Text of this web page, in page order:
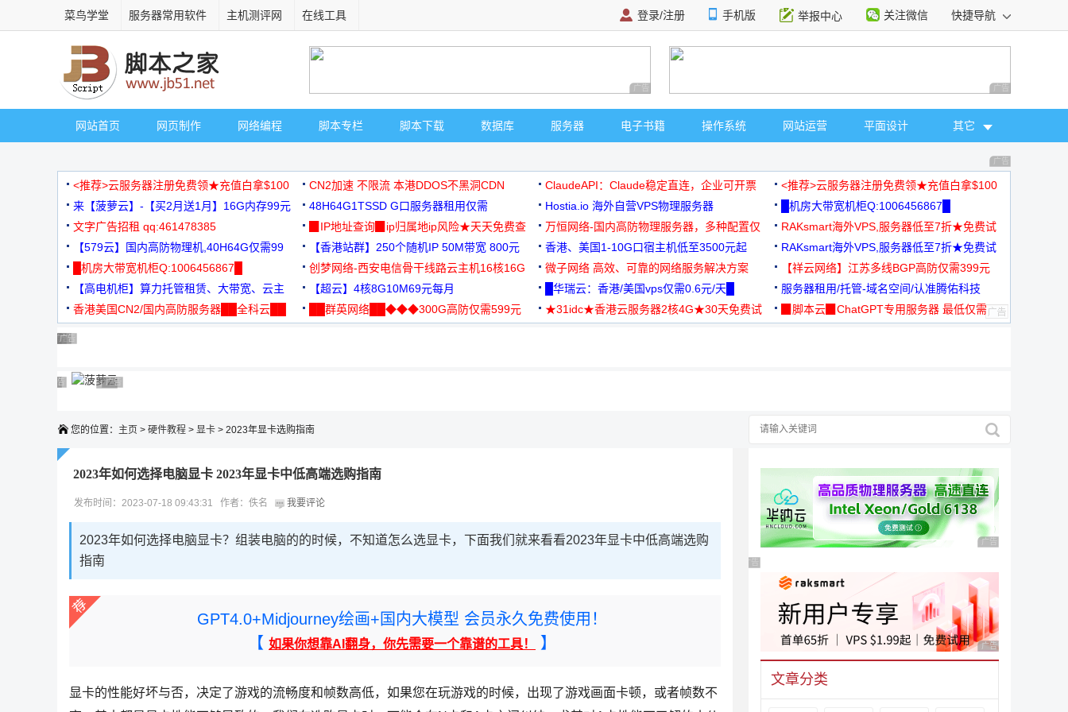
菜鸟学堂 服务器常用软件 主机测评网 在线工具 登录/注册 手机版 举报中心 关注微信 快捷导航
广告 商业广告，理性选择 广告 商业广告，理
网站首页 网页制作 网络编程 脚本专栏 脚本下载 数据库 服务器 电子书籍 操作系统 网站运营 平面设计 其它
广告 商业广告，理
<推荐>云服务器注册免费领★充值白拿$100 CN2加速 不限流 本港DDOS不黑洞CDN ClaudeAPI：Claude稳定直连，企业可开票
<推荐>云服务器注册免费领★充值白拿$100
来【菠萝云】-【买2月送1月】16G内存99元
48H64G1TSSD G口服务器租用仅需
3000+可免费测试
Hostia.io 海外自营VPS物理服务器
█机房大带宽机柜Q:1006456867█
文字广告招租 qq:461478385
▉IP地址查询▉ip归属地ip风险★天天免费查
万恒网络-国内高防物理服务器，多种配置仅
99元/月起
RAKsmart海外VPS,服务器低至7折★免费试
用★
【579云】国内高防物理机,40H64G仅需99
元
【香港站群】250个随机IP 50M带宽 800元 香港、美国1-10G口宿主机低至3500元起
RAKsmart海外VPS,服务器低至7折★免费试
用★
█机房大带宽机柜Q:1006456867█
创梦网络-西安电信骨干线路云主机16核16G
88元/月
微子网络 高效、可靠的网络服务解决方案
【祥云网络】江苏多线BGP高防仅需399元
【高电机柜】算力托管租赁、大带宽、云主
机
【超云】4核8G10M69元每月 █华瑞云：香港/美国vps仅需0.6元/天█
服务器租用/托管-域名空间/认准腾佑科技
香港美国CN2/国内高防服务器██全科云██
██群英网络██◆◆◆300G高防仅需599元
★31idc★香港云服务器2核4G★30天免费试
▉脚本云▉ChatGPT专用服务器 最低仅需
广告 商业广告，理性选择
广告 商业广告，理性选择
广告 商业广告，理性选择
广告 商业广告，理性选择
广告 商业广告，理性选择
广告 商业广告，理性选择
广告 商业广告，理性选择
广告 商业广告，理性选择广告 商业广告，理性选择
广告 商业广告，理性选择
您的位置： 主页 > 硬件教程 > 显卡 > 2023年显卡选购指南
2023年如何选择电脑显卡 2023年显卡中低高端选购指南
发布时间：2023-07-18 09:43:31 作者：佚名 我要评论
2023年如何选择电脑显卡？组装电脑的的时候，不知道怎么选显卡，下面我们就来看看2023年显卡中低高端选购
指南
GPT4.0+Midjourney绘画+国内大模型 会员永久免费使用！
【 如果你想靠AI翻身，你先需要一个靠谱的工具！ 】
显卡的性能好坏与否，决定了游戏的流畅度和帧数高低，如果您在玩游戏的时候，出现了游戏画面卡顿，或者帧数不
广告 商业广告，理性
广告 商业广告，理性选择
广告 商业广告，理性
文章分类